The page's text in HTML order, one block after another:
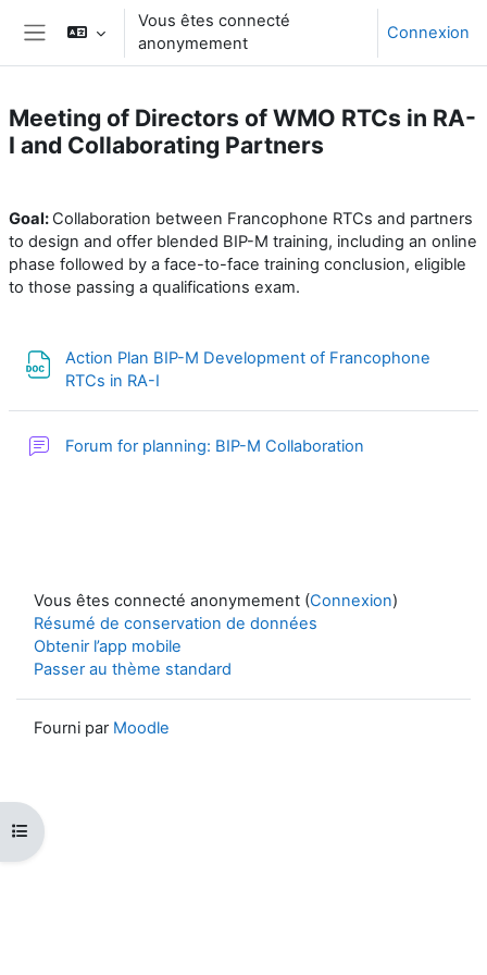
Passer au contenu principal
Panneau latéral
Vous êtes connecté
anonymement
Connexion
Ouvrir l’index du cours
Meeting of Directors of WMO RTCs in RA-
I and Collaborating Partners
Goal: Collaboration between Francophone RTCs and partners
to design and offer blended BIP-M training, including an online
phase followed by a face-to-face training conclusion, eligible
to those passing a qualifications exam.
Action Plan BIP-M Development of Francophone
RTCs in RA-I
Forum for planning: BIP-M Collaboration
Vous êtes connecté anonymement (Connexion)
Résumé de conservation de données
Obtenir l’app mobile
Passer au thème standard
Fourni par Moodle